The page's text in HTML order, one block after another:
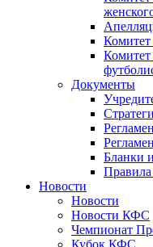
Комитет
Документы
Бланки
Правила
Новости
Новости
Новости КФС
Чемпионат
Кубок КФС